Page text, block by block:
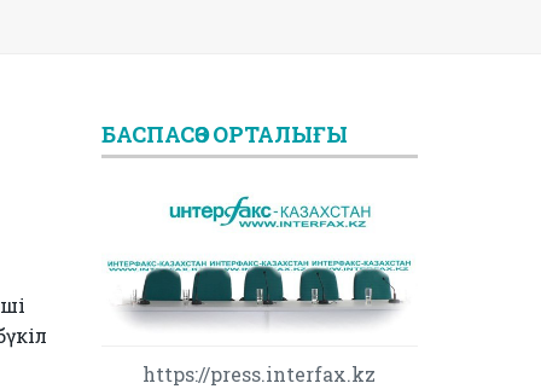
БАСПАСӨЗ ОРТАЛЫҒЫ
https://press.interfax.kz